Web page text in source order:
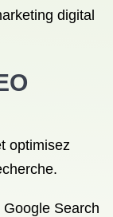
digital
optimisez
Search